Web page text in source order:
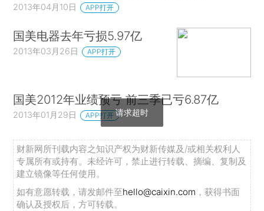
2013年04月10日 APP打开
国美电器去年亏损5.97亿
2013年03月26日 APP打开
国美2012年业绩预亏 前三季已亏6.87亿
2013年01月29日 APP打开
财新网所刊载内容之知识产权为财新传媒及/或相关权利人
专属所有或持有。未经许可，禁止进行转载、摘编、复制及
建立镜像等任何使用。
如有意愿转载，请发邮件至hello@caixin.com ，获得书面
确认及授权后，方可转载。
请求超时